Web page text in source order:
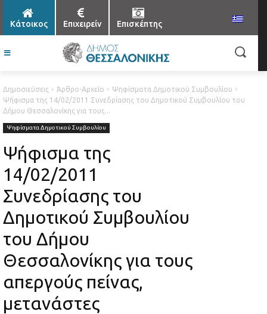
Κάτοικος Επιχειρείν Επισκέπτης
Δημοσιεύσεις Άρθρο-Αρχείο
Ψηφίσματα Δημοτικού Συμβουλίου
Ψήφισμα της 14/02/2011 Συνεδρίασης του Δημοτικού Συμβουλίου του
Δήμου Θεσσαλονίκης για τους...
Ψηφίσματα Δημοτικού Συμβουλίου
Ψήφισμα της
14/02/2011
Συνεδρίασης του
Δημοτικού Συμβουλίου
του Δήμου
Θεσσαλονίκης για τους
απεργούς πείνας,
μετανάστες